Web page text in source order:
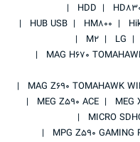
HDD
HM800
HUB USB
LG
M2
MAG H670
MAG Z690 TOMAHAWK
MEG
MEG Z590 ACE
MICRO
MPG Z590 GAMING